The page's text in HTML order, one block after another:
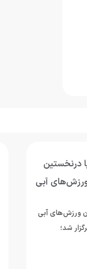
درنخستین
آبی
ورزش‌های آبی
شد؛